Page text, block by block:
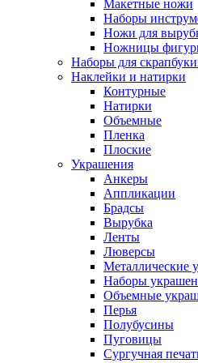
Макетные ножи
Наборы
Ножи для
Ножницы
Наборы для
Наклейки и натирки
Контурные
Натирки
Объемные
Пленка
Плоские
Украшения
Анкеры
Аппликации
Брадсы
Вырубка
Ленты
Люверсы
Металлические
Наборы
Объемные
Перья
Полубусины
Пуговицы
Сургучная